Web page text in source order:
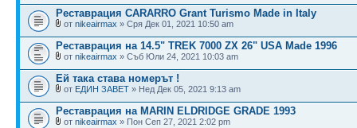
Реставрация CARARRO Grant Turismo Made in Italy
от nikeairmax » Сря Дек 01, 2021 10:50 am
Реставрация на 14.5" TREK 7000 ZX 26" USA Made 1996
от nikeairmax » Съб Юли 24, 2021 10:03 am
Ей така става номерът !
от ЕДИН ЗАВЕТ » Нед Дек 05, 2021 9:13 am
Реставрация на MARIN ELDRIDGE GRADE 1993
от nikeairmax » Пон Сеп 27, 2021 2:02 pm